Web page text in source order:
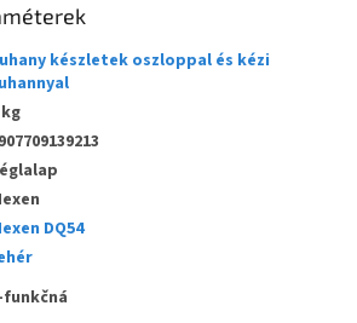
készletek oszloppal és kézi
DQ54
funkčná